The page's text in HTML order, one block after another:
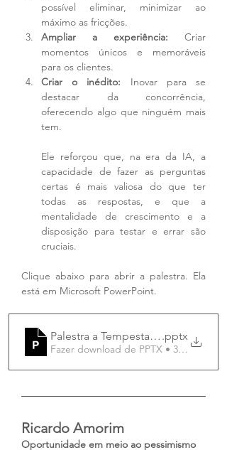
possível eliminar, minimizar ao
máximo as fricções.
Ampliar a experiência: Criar
momentos únicos e memoráveis
para os clientes.
Criar o inédito: Inovar para se
destacar da concorrência,
oferecendo algo que ninguém mais
tem.
Ele reforçou que, na era da IA, a
capacidade de fazer as perguntas
certas é mais valiosa do que ter
todas as respostas, e que a
mentalidade de crescimento e a
disposição para testar e errar são
cruciais.
Clique abaixo para abrir a palestra. Ela
está em Microsoft PowerPoint.
Palestra a Tempestade Perfeita
.pptx
Fazer download de PPTX • 315.50MB
Ricardo Amorim
Oportunidade em meio ao pessimismo